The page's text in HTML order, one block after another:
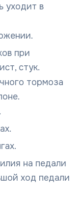
уходит в
при
стук.
тормоза
на педали
ход педали